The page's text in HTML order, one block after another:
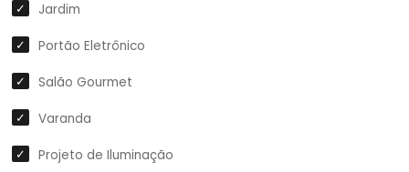
Jardim
Portão Eletrônico
Salão Gourmet
Varanda
Projeto de Iluminação